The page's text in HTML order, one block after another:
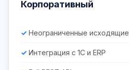
Корпоративный
Неограниченные исходящие
Интеграция с 1С и ERP